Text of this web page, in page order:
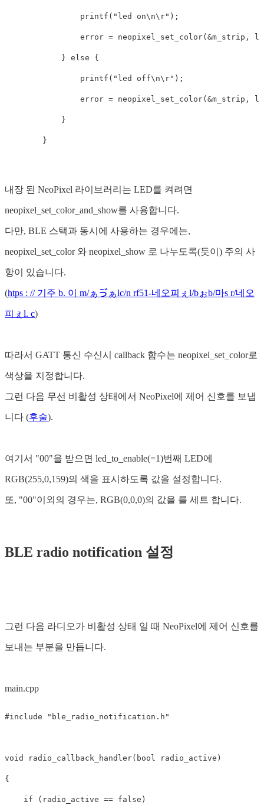
printf ( "led on\n\r" );
error = neopixel_set_color(&m_strip ,
} else {
printf ( "led off\n\r" );
error = neopixel_set_color(&m_strip ,
}
}
내장 된 NeoPixel 라이브러리는 LED를 켜려면
neopixel_set_color_and_show를 사용합니다.
다만, BLE 스택과 동시에 사용하는 경우에는,
neopixel_set_color 와 neopixel_show 로 나누도록(듯이) 주의 사
항이 있습니다.
(htps : // 기주 b. 이 m/ぁゔぁlc/n rf51-네오피ぇl/bぉb/마s r/네오
피ぇl. c)
따라서 GATT 통신 수신시 callback 함수는 neopixel_set_color로
색상을 지정합니다.
그런 다음 무선 비활성 상태에서 NeoPixel에 제어 신호를 보냅
니다 (후술).
여기서 "00"을 받으면 led_to_enable(=1)번째 LED에
RGB(255,0,159)의 색을 표시하도록 값을 설정합니다.
또, "00"이외의 경우는, RGB(0,0,0)의 값을 를 세트 합니다.
BLE radio notification 설정
그런 다음 라디오가 비활성 상태 일 때 NeoPixel에 제어 신호를
보내는 부분을 만듭니다.
main.cpp
void radio_callback_handler( bool radio_active )
{
if ( radio_active == false )